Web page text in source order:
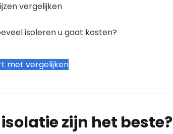
vergelijken
isoleren u gaat kosten?
met vergelijken
zijn het beste?